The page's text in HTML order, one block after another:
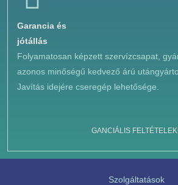
Garancia és
jótállás
Folyamatosan képzett szervízcsapat,
azonos minőségű kedvező árú
Javítás idejére cseregép lehetősége.
GANCIÁLIS FELTÉTELEK
Szolgáltatások